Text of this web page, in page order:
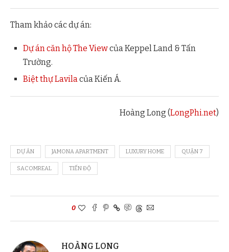
Tham khảo các dự án:
Dự án căn hộ The Viewcủa Keppel Land & Tấn
Trường.
Biệt thự Lavilacủa Kiến Á.
Hoàng Long (LongPhi.net)
DỰ ÁN JAMONA APARTMENT LUXURY HOME QUẬN 7
SACOMREAL TIẾN ĐỘ
0
HOÀNG LONG